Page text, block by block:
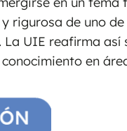
rigurosa de uno
La UIE reafirma
en